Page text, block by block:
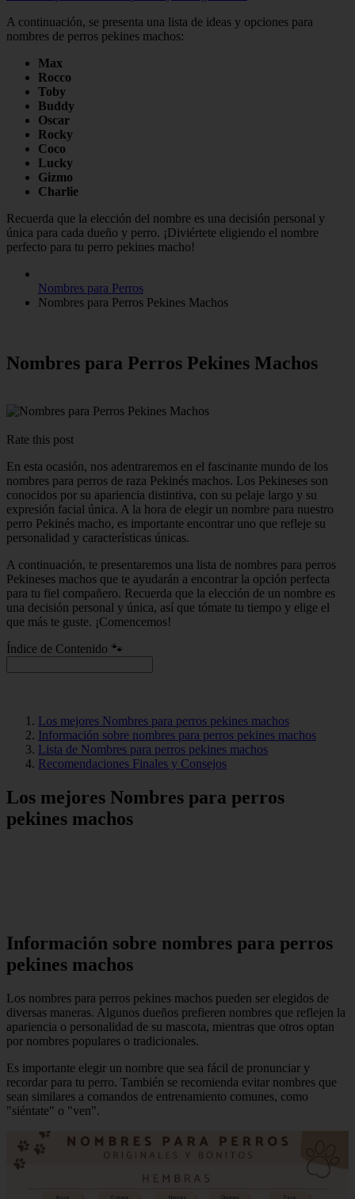
A continuación, se presenta una lista de ideas y opciones para
nombres de perros pekines machos:
Max
Rocco
Toby
Buddy
Oscar
Rocky
Coco
Lucky
Gizmo
Charlie
Recuerda que la elección del nombre es una decisión personal y
única para cada dueño y perro. ¡Diviértete eligiendo el nombre
perfecto para tu perro pekines macho!
Nombres para Perros
Nombres para Perros Pekines Machos
Nombres para Perros Pekines Machos
Rate this post
En esta ocasión, nos adentraremos en el fascinante mundo de los
nombres para perros de raza Pekinés machos. Los Pekineses son
conocidos por su apariencia distintiva, con su pelaje largo y su
expresión facial única. A la hora de elegir un nombre para nuestro
perro Pekinés macho, es importante encontrar uno que refleje su
personalidad y características únicas.
A continuación, te presentaremos una lista de nombres para perros
Pekineses machos que te ayudarán a encontrar la opción perfecta
para tu fiel compañero. Recuerda que la elección de un nombre es
una decisión personal y única, así que tómate tu tiempo y elige el
que más te guste. ¡Comencemos!
Índice de Contenido 🐾
Los mejores Nombres para perros pekines machos
Información sobre nombres para perros pekines machos
Lista de Nombres para perros pekines machos
Recomendaciones Finales y Consejos
Los mejores Nombres para perros
pekines machos
Información sobre nombres para perros
pekines machos
Los nombres para perros pekines machos pueden ser elegidos de
diversas maneras. Algunos dueños prefieren nombres que reflejen la
apariencia o personalidad de su mascota, mientras que otros optan
por nombres populares o tradicionales.
Es importante elegir un nombre que sea fácil de pronunciar y
recordar para tu perro. También se recomienda evitar nombres que
sean similares a comandos de entrenamiento comunes, como
"siéntate" o "ven".